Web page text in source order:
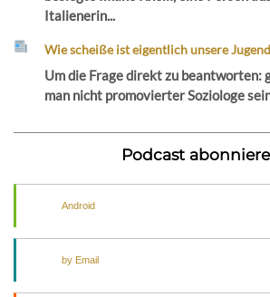
Italienerin...
Wie scheiße ist eigentlich unsere
Um die Frage direkt zu beantworten:
man nicht promovierter Soziologe
Podcast
Android
by Email